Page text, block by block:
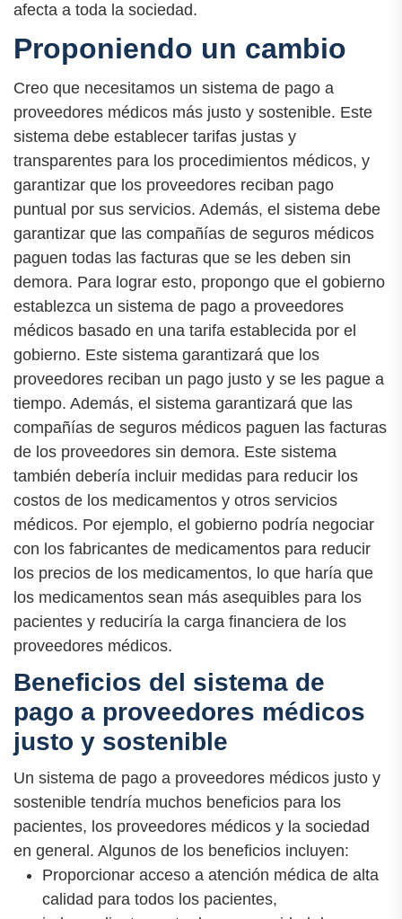
afecta a toda la sociedad.
Proponiendo un cambio
Creo que necesitamos un sistema de pago a
proveedores médicos más justo y sostenible. Este
sistema debe establecer tarifas justas y
transparentes para los procedimientos médicos, y
garantizar que los proveedores reciban pago
puntual por sus servicios. Además, el sistema debe
garantizar que las compañías de seguros médicos
paguen todas las facturas que se les deben sin
demora. Para lograr esto, propongo que el gobierno
establezca un sistema de pago a proveedores
médicos basado en una tarifa establecida por el
gobierno. Este sistema garantizará que los
proveedores reciban un pago justo y se les pague a
tiempo. Además, el sistema garantizará que las
compañías de seguros médicos paguen las facturas
de los proveedores sin demora. Este sistema
también debería incluir medidas para reducir los
costos de los medicamentos y otros servicios
médicos. Por ejemplo, el gobierno podría negociar
con los fabricantes de medicamentos para reducir
los precios de los medicamentos, lo que haría que
los medicamentos sean más asequibles para los
pacientes y reduciría la carga financiera de los
proveedores médicos.
Beneficios del sistema de
pago a proveedores médicos
justo y sostenible
Un sistema de pago a proveedores médicos justo y
sostenible tendría muchos beneficios para los
pacientes, los proveedores médicos y la sociedad
en general. Algunos de los beneficios incluyen:
Proporcionar acceso a atención médica de alta
calidad para todos los pacientes,